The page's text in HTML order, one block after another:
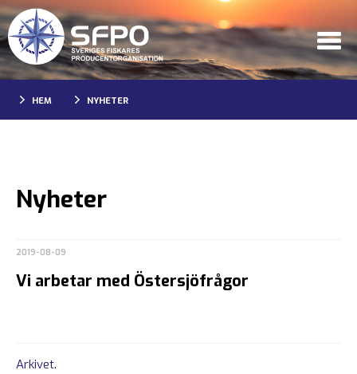
HEM NYHETER
Nyheter
2019-08-09
Vi arbetar med Östersjöfrågor
Arkivet.